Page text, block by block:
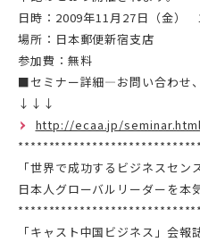
日時：2009年11月27日（金）
場所：日本郵便新宿支店
参加費：無料
■セミナー詳細—お問い合わせ
↓↓↓
http://ecaa.jp/seminar.html
「世界で成功するビジネスセン
日本人グローバルリーダーを本
「キャスト中国ビジネス」会